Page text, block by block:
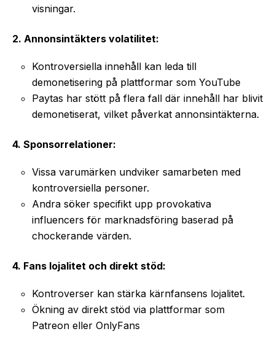
visningar.
2. Annonsintäkters volatilitet:
Kontroversiella innehåll kan leda till
demonetisering på plattformar som YouTube
Paytas har stött på flera fall där innehåll har blivit
demonetiserat, vilket påverkat annonsintäkterna.
4. Sponsorrelationer:
Vissa varumärken undviker samarbeten med
kontroversiella personer.
Andra söker specifikt upp provokativa
influencers för marknadsföring baserad på
chockerande värden.
4. Fans lojalitet och direkt stöd:
Kontroverser kan stärka kärnfansens lojalitet.
Ökning av direkt stöd via plattformar som
Patreon eller OnlyFans